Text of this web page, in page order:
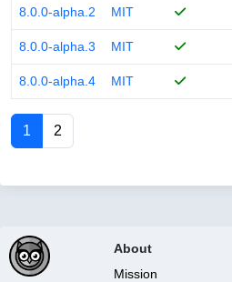
8.0.0-alpha.2 MIT
8.0.0-alpha.3 MIT
8.0.0-alpha.4 MIT
1 2
About
Mission